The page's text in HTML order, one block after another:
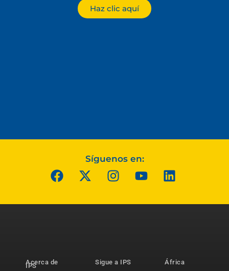
Haz clic aquí
Síguenos en:
Acerca de
IPS
Sigue a IPS
África